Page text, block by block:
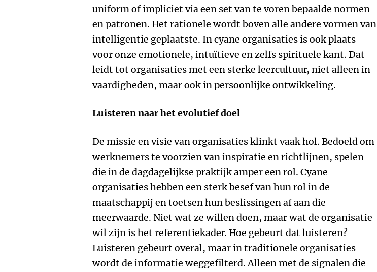
uniform of impliciet via een set van te voren bepaalde normen
en patronen. Het rationele wordt boven alle andere vormen van
intelligentie geplaatste. In cyane organisaties is ook plaats
voor onze emotionele, intuïtieve en zelfs spirituele kant. Dat
leidt tot organisaties met een sterke leercultuur, niet alleen in
vaardigheden, maar ook in persoonlijke ontwikkeling.
Luisteren naar het evolutief doel
De missie en visie van organisaties klinkt vaak hol. Bedoeld om
werknemers te voorzien van inspiratie en richtlijnen, spelen
die in de dagdagelijkse praktijk amper een rol. Cyane
organisaties hebben een sterk besef van hun rol in de
maatschappij en toetsen hun beslissingen af aan die
meerwaarde. Niet wat ze willen doen, maar wat de organisatie
wil zijn is het referentiekader. Hoe gebeurt dat luisteren?
Luisteren gebeurt overal, maar in traditionele organisaties
wordt de informatie weggefilterd. Alleen met de signalen die